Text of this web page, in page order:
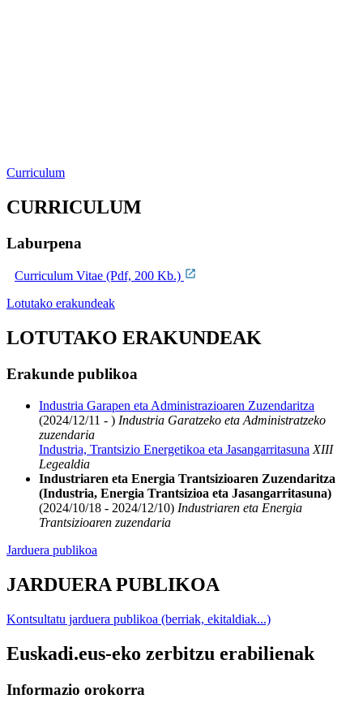
Curriculum
CURRICULUM
Laburpena
Curriculum Vitae (Pdf, 200 Kb.)
Lotutako erakundeak
LOTUTAKO ERAKUNDEAK
Erakunde publikoa
Industria Garapen eta Administrazioaren Zuzendaritza
(2024/12/11 - ) Industria Garatzeko eta Administratzeko
zuzendaria
Industria, Trantsizio Energetikoa eta Jasangarritasuna XIII
Legealdia
Industriaren eta Energia Trantsizioaren Zuzendaritza
(Industria, Energia Trantsizioa eta Jasangarritasuna)
(2024/10/18 - 2024/12/10) Industriaren eta Energia
Trantsizioaren zuzendaria
Jarduera publikoa
JARDUERA PUBLIKOA
Kontsultatu jarduera publikoa (berriak, ekitaldiak...)
Euskadi.eus-eko zerbitzu erabilienak
Informazio orokorra